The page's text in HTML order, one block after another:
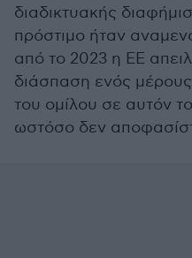
διαδικτυακής
πρόστιμο ήταν
από το 2023 η ΕΕ
διάσπαση ενός
του ομίλου σε αυτόν
ωστόσο δεν